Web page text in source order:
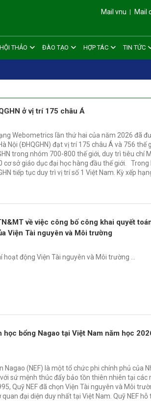
Mail vnu Mail
HỘI THẢO ĐÀO TẠO HỢP TÁC TIN TỨC
ở vị trí 175 châu Á
Webometrics lần thứ hai của năm 2026 đã
Nội (ĐHQGHN) đạt vị trí 175 châu Á và 756 thế
trong nhóm 700-800 thế giới, duy trì tiêu chí
sở giáo dục đại học hàng đầu thế giới. Trong
tiếp tục duy trì vị trí số 1 Việt Nam. Kỳ xếp
về việc công bố công khai quyết
Viện Tài nguyên và Môi trường
hoạt động Viện Tài nguyên và Môi trường …
bổng Nagao tại Việt Nam năm học
Nagao (NEF) là một tổ chức phi chính phủ của
sứ mệnh thúc đẩy bảo tồn thiên nhiên tại các
Quỹ NEF đã chọn Viện Tài nguyên và Môi
quan đại diện duy nhất tại Việt Nam. Quỹ NEF hỗ